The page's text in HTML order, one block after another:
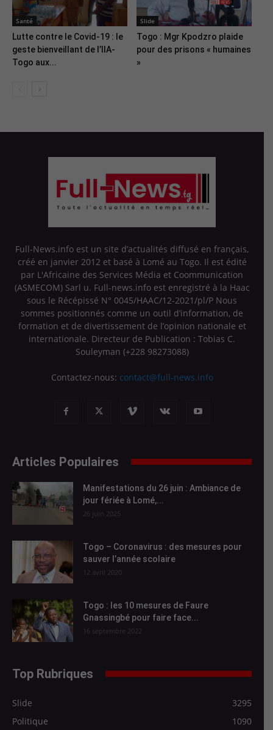
Santé
Lutte contre le Covid-19 : le
geste bienveillant de l’IIA-
Togo aux...
Slide
Togo : Mgr Kpodzro plaide
pour des prisons « humaines
»
Full-News.info est un site d’actualités diffusé en français,
créé en janvier 2012 et basé à Lomé au Togo. Il est édité
par L'Africaine des Services Média et Coommunication
(ASMECOM) Sarl u. Full-news.info est enregistré à la Haac
sous le Récépissé N° 0045/HAAC/12-2021/pl/P Nous
sommes positionnés comme un outil d’information, de
formation et de divertissement de l’opinion nationale et
internationale. Directeur de Publication : Tobias C.
Souleyman (+228 98273088)
Contactez-nous: contact@full-news.info
Articles Populaires
Manifestations du 26 juin : Ambiance de
jour fériée à Lomé,...
26 juin 2025
Togo – Coronavirus : des mesures pour
sauver l’année scolaire
12 avril 2020
Togo : les 10 mesures de Faure
Gnassingbé pour faire face...
16 septembre 2022
Top Rubriques
Slide
3295
Politique
1090